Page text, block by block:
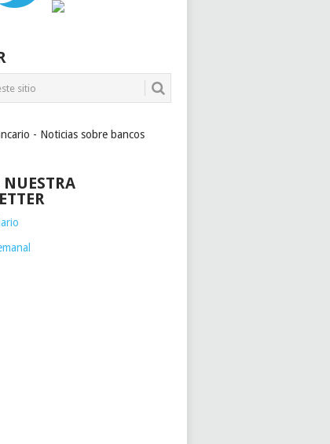
- Noticias sobre bancos
NUESTRA